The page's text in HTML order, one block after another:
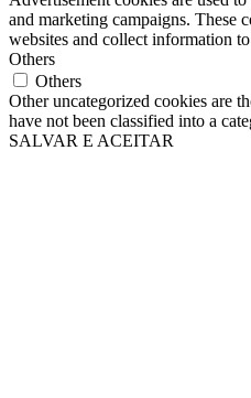
and marketing campaigns. These
websites and collect information
Others
Others
Other uncategorized cookies are
have not been classified into a
SALVAR E ACEITAR